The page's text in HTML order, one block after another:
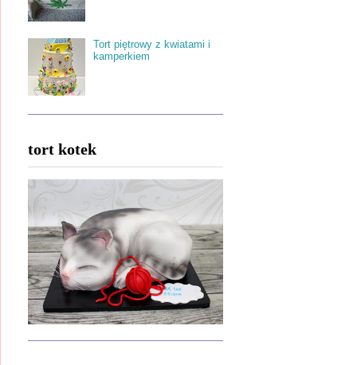
Tort piętrowy z kwiatami i
kamperkiem
tort kotek